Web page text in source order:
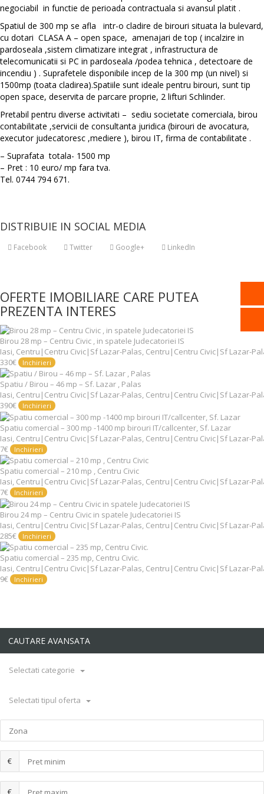
negociabil in functie de perioada contractuala si avansul platit .
Spatiul de 300 mp se afla intr-o cladire de birouri situata la bulevard,
cu dotari CLASA A – open space, amenajari de top ( incalzire in
pardoseala ,sistem climatizare integrat , infrastructura de
telecomunicatii si PC in pardoseala /podea tehnica , detectoare de
incendiu ) . Suprafetele disponibile incep de la 300 mp (un nivel) si
1500mp (toata cladirea).Spatiile sunt ideale pentru birouri, sunt tip
open space, deservita de parcare proprie, 2 lifturi Schlinder.
Pretabil pentru diverse activitati – sediu societate comerciala, birou
contabilitate ,servicii de consultanta juridica (birouri de avocatura,
executor judecatoresc ,mediere ), birou IT, firma de contabilitate .
– Suprafata totala- 1500 mp
– Pret : 10 euro/ mp fara tva.
Tel. 0744 794 671.
DISTRIBUIE IN SOCIAL MEDIA
Facebook Twitter Google+ LinkedIn
OFERTE IMOBILIARE CARE PUTEA
PREZENTA INTERES
Birou 28 mp – Centru Civic , in spatele Judecatoriei IS
Iasi, Centru|Centru Civic|Sf Lazar-Palas, Centru|Centru Civic|Sf Lazar-
330€
Inchirieri
Spatiu / Birou – 46 mp – Sf. Lazar , Palas
Iasi, Centru|Centru Civic|Sf Lazar-Palas, Centru|Centru Civic|Sf Lazar-
390€
Inchirieri
Spatiu comercial – 300 mp -1400 mp birouri IT/callcenter, Sf. Lazar
Iasi, Centru|Centru Civic|Sf Lazar-Palas, Centru|Centru Civic|Sf Lazar-
7€
Inchirieri
Spatiu comercial – 210 mp , Centru Civic
Iasi, Centru|Centru Civic|Sf Lazar-Palas, Centru|Centru Civic|Sf Lazar-
7€
Inchirieri
Birou 24 mp – Centru Civic in spatele Judecatoriei IS
Iasi, Centru|Centru Civic|Sf Lazar-Palas, Centru|Centru Civic|Sf Lazar-
285€
Inchirieri
Spatiu comercial – 235 mp, Centru Civic.
Iasi, Centru|Centru Civic|Sf Lazar-Palas, Centru|Centru Civic|Sf Lazar-
9€
Inchirieri
CAUTARE AVANSATA
Selectati categorie
Selectati tipul oferta
€
€